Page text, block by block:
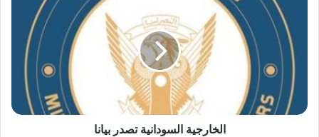
السودانية
الخارجية السودانية تصدر بيانا